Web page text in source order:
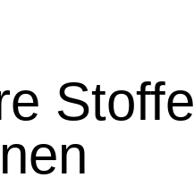
Stoffe